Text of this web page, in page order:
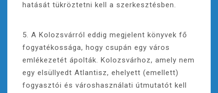
hatását tükröztetni kell a szerkesztésben.
5. A Kolozsvárról eddig megjelent könyvek fő
fogyatékossága, hogy csupán egy város
emlékezetét ápolták. Kolozsvárhoz, amely nem
egy elsüllyedt Atlantisz, ehelyett (emellett)
fogyasztói és városhasználati útmutatót kell